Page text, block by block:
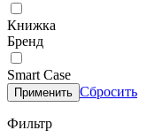
Книжка
Бренд
Smart Case
Применить Сбросить
Фильтр